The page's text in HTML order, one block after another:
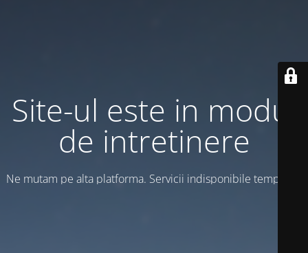
Site-ul este in modul
de intretinere
Ne mutam pe alta platforma. Servicii indisponibile temporar!